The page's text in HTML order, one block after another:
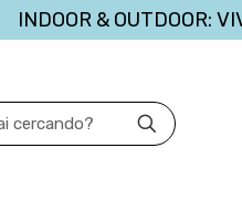
INDOOR & OUTDOOR: